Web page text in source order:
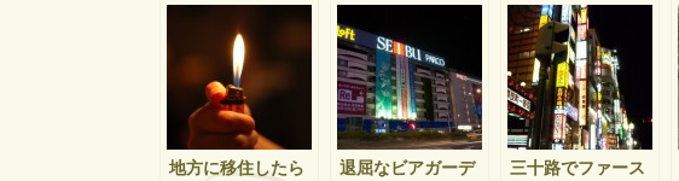
地方に移住したら
退屈なビアガーデ
三十路でファース